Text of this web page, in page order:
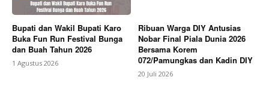
Bupati dan Wakil Bupati Karo
Buka Fun Run Festival Bunga
dan Buah Tahun 2026
1 Agustus 2026
Ribuan Warga DIY Antusias
Nobar Final Piala Dunia 2026
Bersama Korem
072/Pamungkas dan Kadin DIY
20 Juli 2026